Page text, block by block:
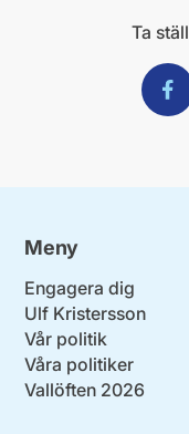
Ta
Dela
Meny
Engagera dig
Ulf Kristersson
Vår politik
Våra politiker
Vallöften 2026